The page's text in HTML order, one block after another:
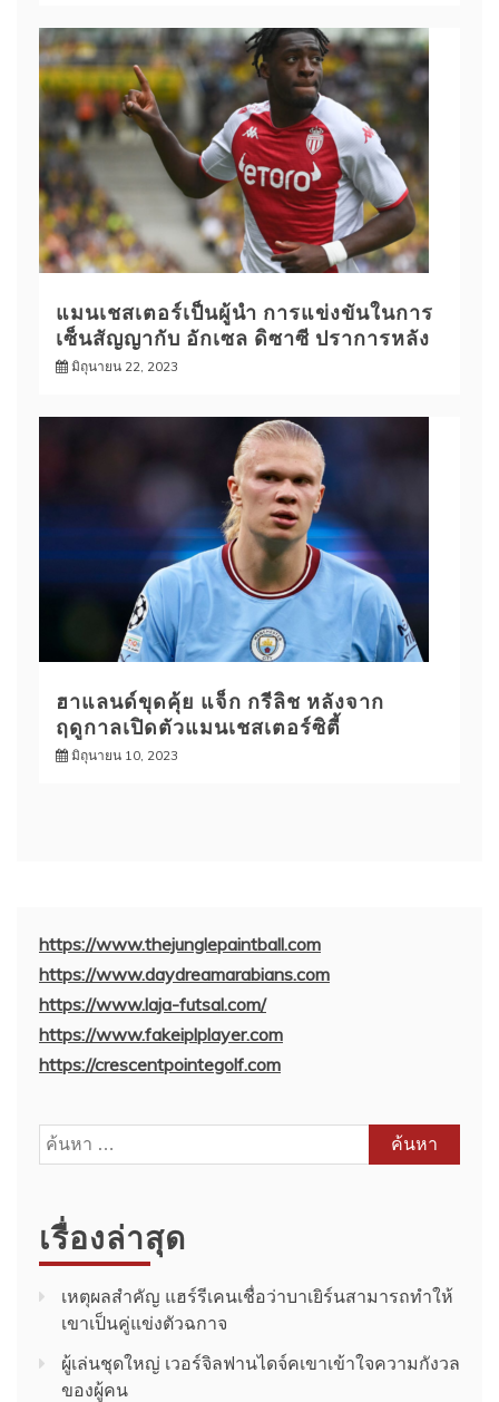
แมนเชสเตอร์เป็นผู้นำ การแข่งขันในการ
เซ็นสัญญากับ อักเซล ดิซาซี ปราการหลัง
มิถุนายน 22, 2023
ฮาแลนด์ขุดคุ้ย แจ็ก กรีลิช หลังจาก
ฤดูกาลเปิดตัวแมนเชสเตอร์ซิตี้
มิถุนายน 10, 2023
https://www.thejunglepaintball.com
https://www.daydreamarabians.com
https://www.laja-futsal.com/
https://www.fakeiplplayer.com
https://crescentpointegolf.com
ค้นหา
สำหรับ:
เรื่องล่าสุด
เหตุผลสำคัญ แฮร์รีเคนเชื่อว่าบาเยิร์นสามารถทำให้
เขาเป็นคู่แข่งตัวฉกาจ
ผู้เล่นชุดใหญ่ เวอร์จิลฟานไดจ์คเขาเข้าใจความกังวล
ของผู้คน